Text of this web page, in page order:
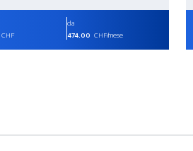
CHF
da
474.00 CHF/mese